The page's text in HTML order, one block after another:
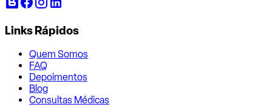
Links Rápidos
Quem Somos
FAQ
Depoimentos
Blog
Consultas Médicas